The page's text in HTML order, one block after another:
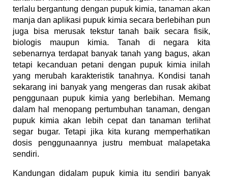
terlalu bergantung dengan pupuk kimia, tanaman akan
manja dan aplikasi pupuk kimia secara berlebihan pun
juga bisa merusak tekstur tanah baik secara fisik,
biologis maupun kimia. Tanah di negara kita
sebenarnya terdapat banyak tanah yang bagus, akan
tetapi kecanduan petani dengan pupuk kimia inilah
yang merubah karakteristik tanahnya. Kondisi tanah
sekarang ini banyak yang mengeras dan rusak akibat
penggunaan pupuk kimia yang berlebihan. Memang
dalam hal menopang pertumbuhan tanaman, dengan
pupuk kimia akan lebih cepat dan tanaman terlihat
segar bugar. Tetapi jika kita kurang memperhatikan
dosis penggunaannya justru membuat malapetaka
sendiri.
Kandungan didalam pupuk kimia itu sendiri banyak